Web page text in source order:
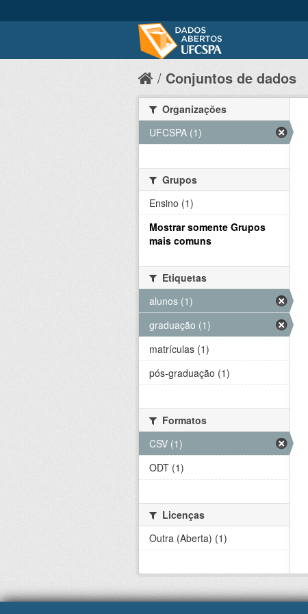
Conjuntos de dados
Organizações
UFCSPA (1)
Grupos
Ensino (1)
Mostrar somente Grupos
mais comuns
Etiquetas
alunos (1)
graduação (1)
matrículas (1)
pós-graduação (1)
Formatos
CSV (1)
ODT (1)
Licenças
Outra (Aberta) (1)